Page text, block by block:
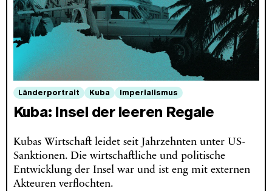
Länderportrait Kuba Imperialismus
Kuba: Insel der leeren Regale
Kubas Wirtschaft leidet seit Jahrzehnten unter US-
Sanktionen. Die wirtschaftliche und politische
Entwicklung der Insel war und ist eng mit externen
Akteuren verflochten.